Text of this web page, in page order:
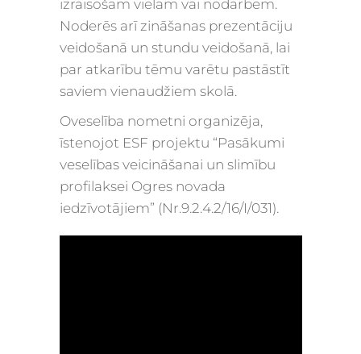
izraisošām vielām vai nodarbēm.
Noderēs arī zināšanas prezentāciju
veidošanā un stundu veidošanā, lai
par atkarību tēmu varētu pastāstīt
saviem vienaudžiem skolā.
Oveselība nometni organizēja,
īstenojot ESF projektu “Pasākumi
veselības veicināšanai un slimību
profilaksei Ogres novada
iedzīvotājiem” (Nr.9.2.4.2/16/I/031).